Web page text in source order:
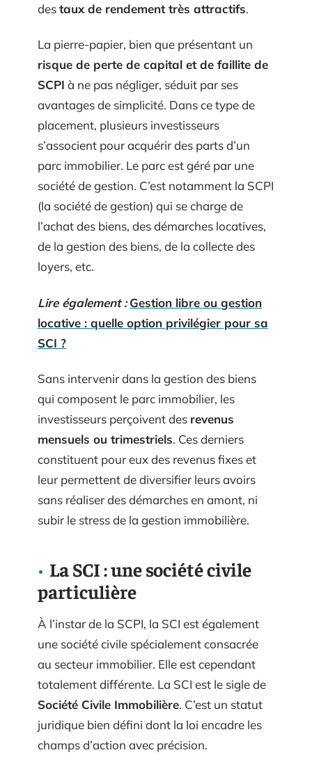
destaux de rendement très attractifs.
La pierre-papier, bien que présentant un
risque de perte de capital et de faillite de
SCPI à ne pas négliger, séduit par ses
avantages de simplicité. Dans ce type de
placement, plusieurs investisseurs
s’associent pour acquérir des parts d’un
parc immobilier. Le parc est géré par une
société de gestion. C’est notamment la SCPI
(la société de gestion) qui se charge de
l’achat des biens, des démarches locatives,
de la gestion des biens, de la collecte des
loyers, etc.
Lire également : Gestion libre ou gestion
locative : quelle option privilégier pour sa
SCI ?
Sans intervenir dans la gestion des biens
qui composent le parc immobilier, les
investisseurs perçoivent des revenus
mensuels ou trimestriels. Ces derniers
constituent pour eux des revenus fixes et
leur permettent de diversifier leurs avoirs
sans réaliser des démarches en amont, ni
subir le stress de la gestion immobilière.
La SCI : une société civile
particulière
À l’instar de la SCPI, la SCI est également
une société civile spécialement consacrée
au secteur immobilier. Elle est cependant
totalement différente. La SCI est le sigle de
Société Civile Immobilière. C’est un statut
juridique bien défini dont la loi encadre les
champs d’action avec précision.